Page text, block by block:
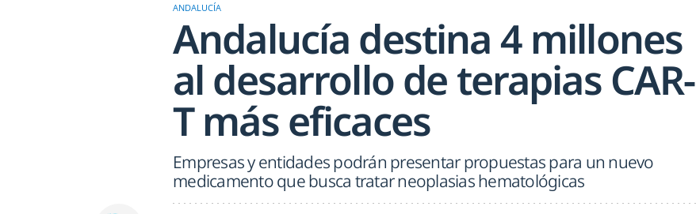
ANDALUCÍA
Andalucía destina 4 millones
al desarrollo de terapias CAR-
T más eficaces
Empresas y entidades podrán presentar propuestas para un nuevo
medicamento que busca tratar neoplasias hematológicas